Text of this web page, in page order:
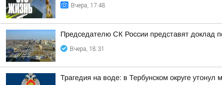
Вчера, 17:48
Председателю СК России представят доклад
Вчера, 18:31
Трагедия на воде: в Тербунском округе утонул